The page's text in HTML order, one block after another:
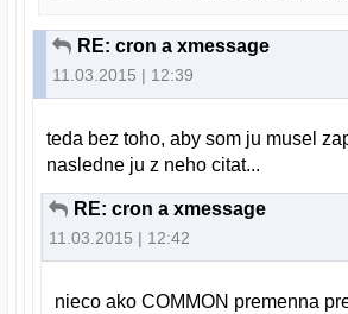
RE: cron a xmessage
11.03.2015 | 12:39
teda bez toho, aby som ju musel
nasledne ju z neho citat...
RE: cron a xmessage
11.03.2015 | 12:42
nieco ako COMMON premenna